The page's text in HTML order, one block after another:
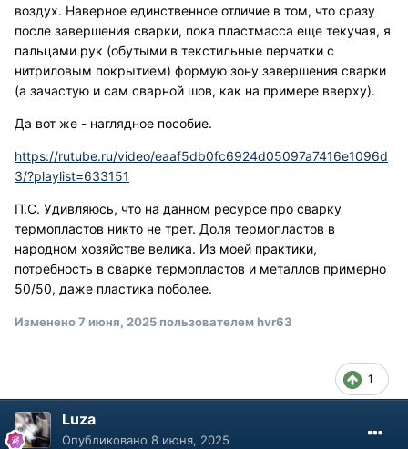
воздух. Наверное единственное отличие в том, что сразу
после завершения сварки, пока пластмасса еще текучая, я
пальцами рук (обутыми в текстильные перчатки с
нитриловым покрытием) формую зону завершения сварки
(а зачастую и сам сварной шов, как на примере вверху).
Да вот же - наглядное пособие.
https://rutube.ru/video/eaaf5db0fc6924d05097a7416e1096d
3/?playlist=633151
П.С. Удивляюсь, что на данном ресурсе про сварку
термопластов никто не трет. Доля термопластов в
народном хозяйстве велика. Из моей практики,
потребность в сварке термопластов и металлов примерно
50/50, даже пластика поболее.
Изменено7 июня, 2025пользователем hvr63
1
Luza
Опубликовано 8 июня, 2025